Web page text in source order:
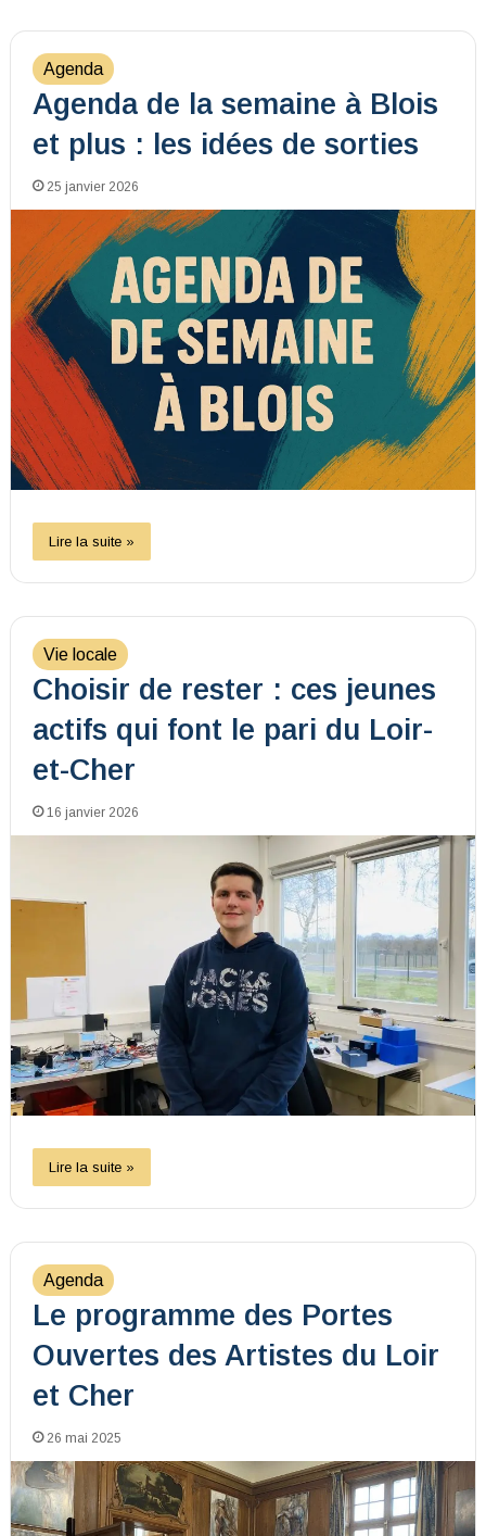
Agenda
Agenda de la semaine à Blois
et plus : les idées de sorties
25 janvier 2026
Lire la suite »
Vie locale
Choisir de rester : ces jeunes
actifs qui font le pari du Loir-
et-Cher
16 janvier 2026
Lire la suite »
Agenda
Le programme des Portes
Ouvertes des Artistes du Loir
et Cher
26 mai 2025